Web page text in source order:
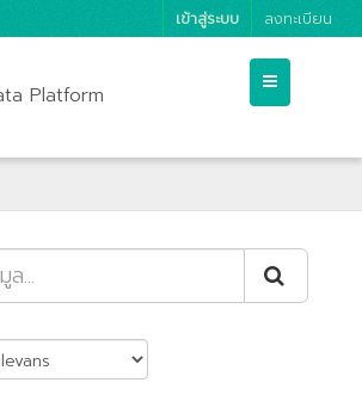
เข้าสู่ระบบ ลงทะเบียน
Platform